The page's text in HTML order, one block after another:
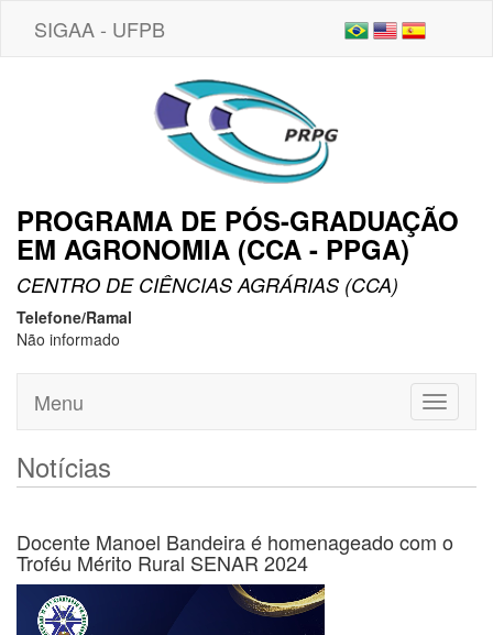
SIGAA - UFPB
PROGRAMA DE PÓS-GRADUAÇÃO
EM AGRONOMIA (CCA - PPGA)
CENTRO DE CIÊNCIAS AGRÁRIAS (CCA)
Telefone/Ramal
Não informado
Toggle
Menu
Notícias
Docente Manoel Bandeira é homenageado com o
Troféu Mérito Rural SENAR 2024